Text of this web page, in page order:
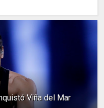
Viña del Mar